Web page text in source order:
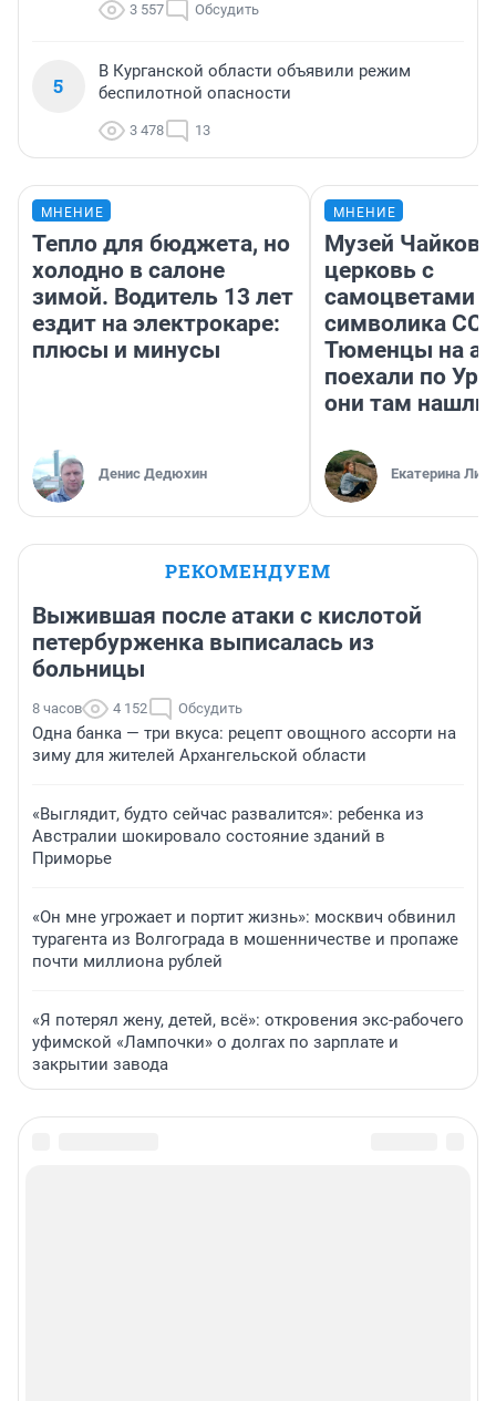
3 557 Обсудить
5
В Курганской области объявили режим
беспилотной опасности
3 478 13
МНЕНИЕ
Тепло для бюджета, но
холодно в салоне
зимой. Водитель 13 лет
ездит на электрокаре:
плюсы и минусы
Денис Дедюхин
МНЕНИЕ
Музей
церковь с
самоцветами
символика
Тюменцы на
поехали по
они там нашли
Екатерина
РЕКОМЕНДУЕМ
Выжившая после атаки с кислотой
петербурженка выписалась из
больницы
8 часов 4 152 Обсудить
Одна банка — три вкуса: рецепт овощного ассорти на
зиму для жителей Архангельской области
«Выглядит, будто сейчас развалится»: ребенка из
Австралии шокировало состояние зданий в
Приморье
«Он мне угрожает и портит жизнь»: москвич обвинил
турагента из Волгограда в мошенничестве и пропаже
почти миллиона рублей
«Я потерял жену, детей, всё»: откровения экс-рабочего
уфимской «Лампочки» о долгах по зарплате и
закрытии завода